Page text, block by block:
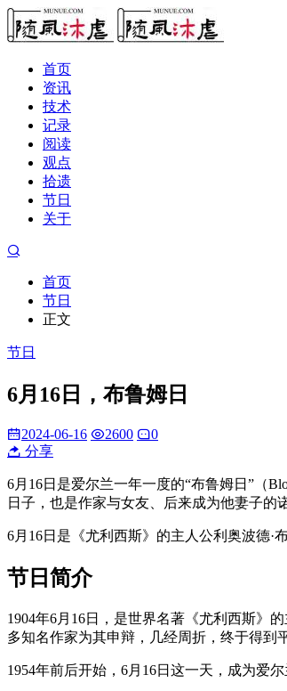
首页
资讯
技术
记录
阅读
观点
拾遗
节日
关于
首页
节日
正文
节日
6月16日，布鲁姆日
2024-06-16 2600
0
分享
6月16日是爱尔兰一年一度的“布鲁姆日”（
日子，也是作家与女友、后来成为他妻子的
6月16日是《尤利西斯》的主人公利奥波德·
节日简介
1904年6月16日，是世界名著《尤利西斯》
多知名作家为其申辩，几经周折，终于得到
1954年前后开始，6月16日这一天，成为爱